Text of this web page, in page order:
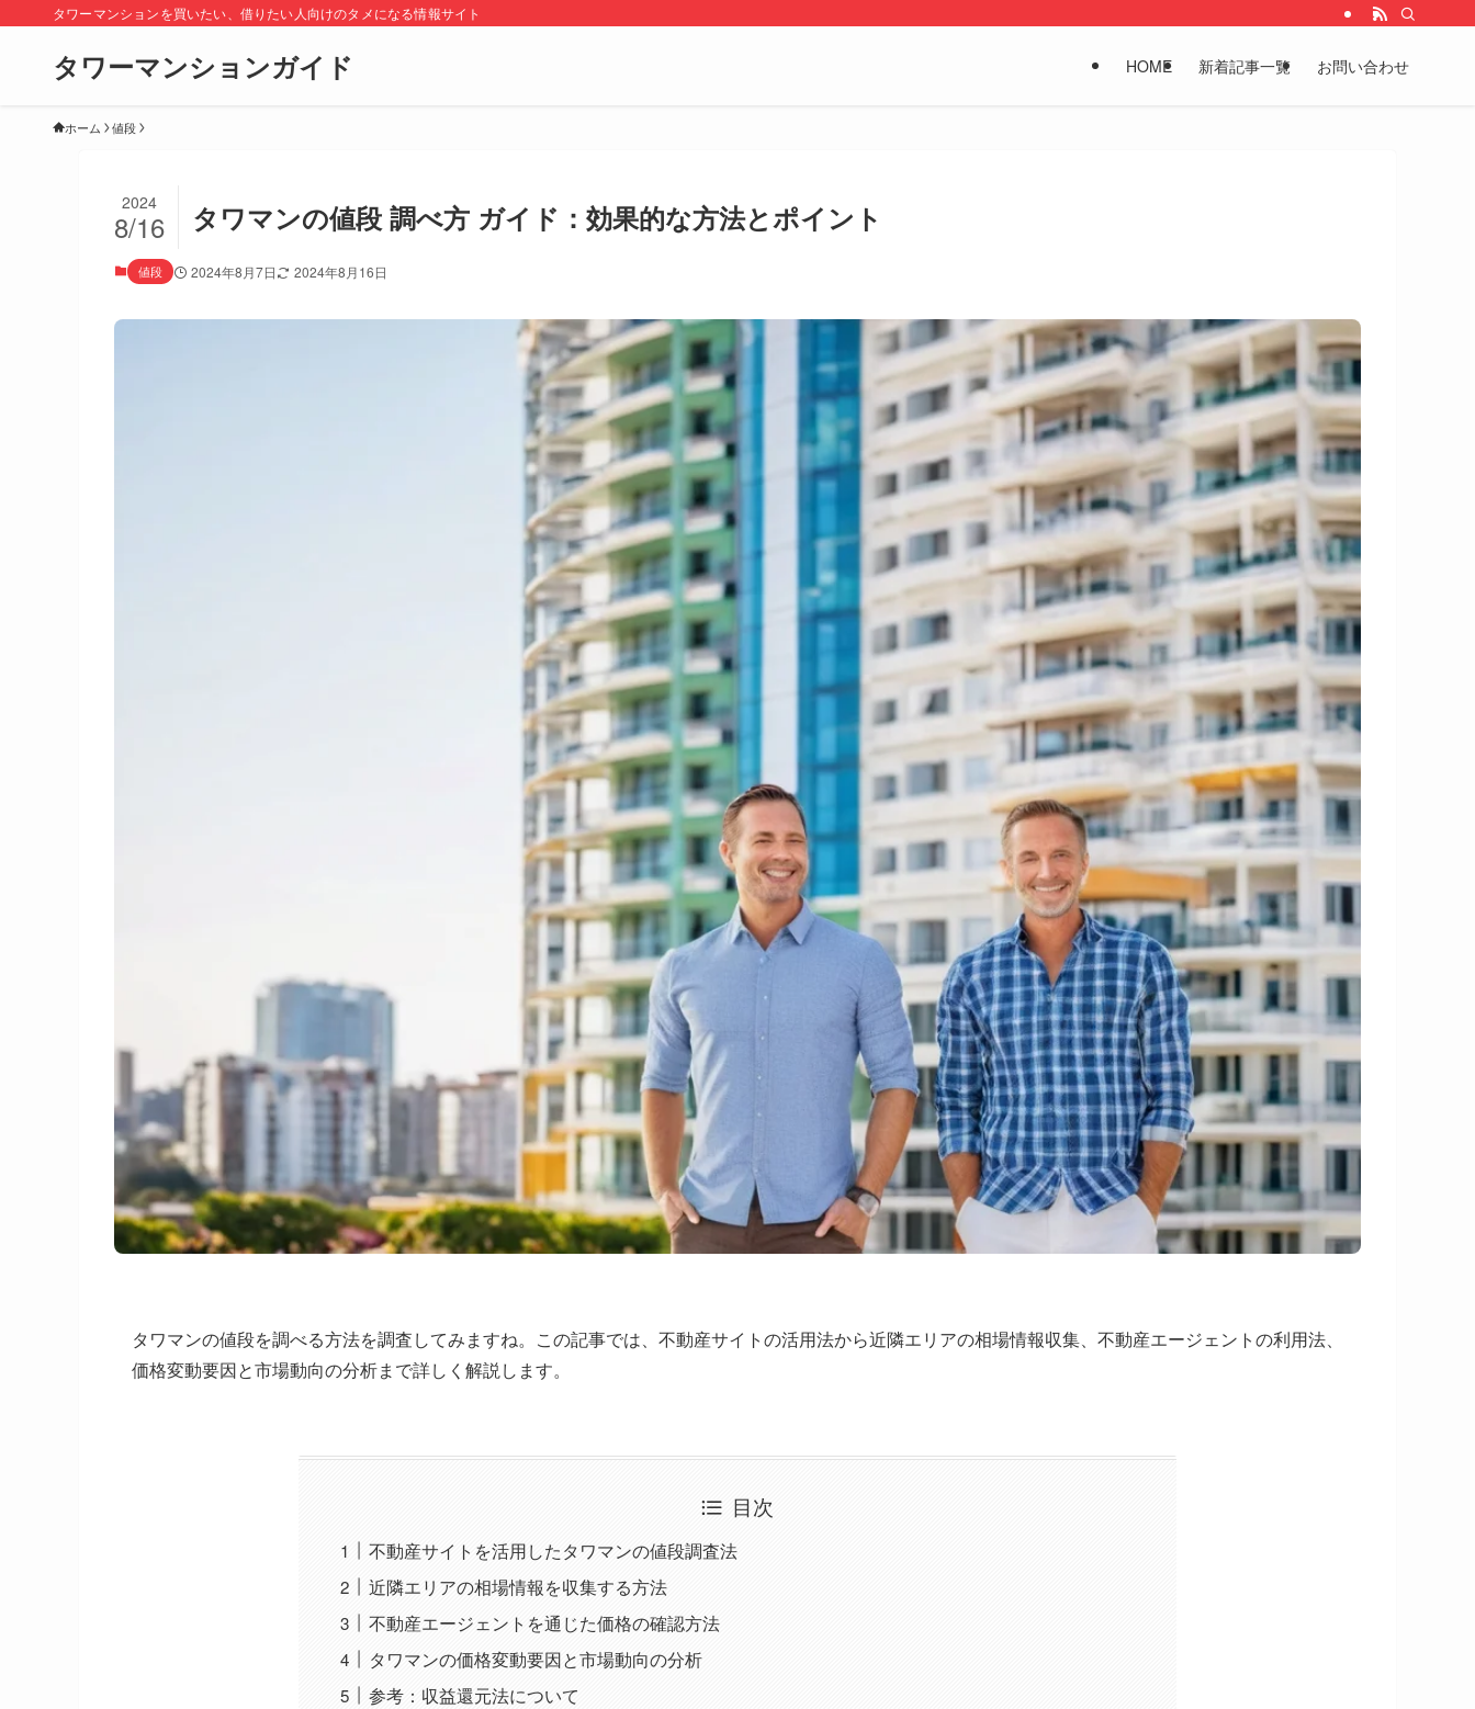
タワーマンションを買いたい、借りたい人向けのタメになる情報サイト
タワーマンションガイド HOME 新着記事一覧 お問い合わせ
ホーム 値段
タワマンの値段 調べ方 ガイド：効果的な方法とポイント
2024
8/16
値段 2024年8月7日 2024年8月16日
タワマンの値段を調べる方法を調査してみますね。この記事では、不動産サイトの活用法から近隣エリアの相場情報収集、不動産エージェントの利用法、
価格変動要因と市場動向の分析まで詳しく解説します。
目次
不動産サイトを活用したタワマンの値段調査法
近隣エリアの相場情報を収集する方法
不動産エージェントを通じた価格の確認方法
タワマンの価格変動要因と市場動向の分析
参考：収益還元法について